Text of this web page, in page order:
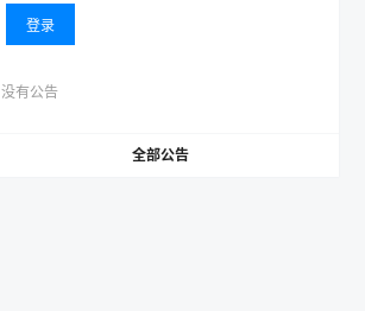
登录
没有公告
全部公告